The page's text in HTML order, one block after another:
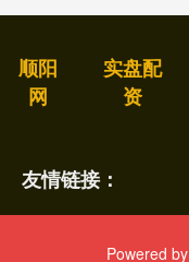
顺阳
网
实盘配
资
友情链接：
Powered by